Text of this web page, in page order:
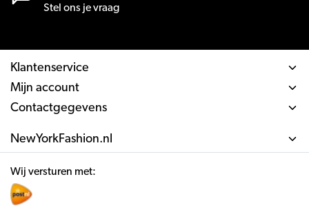
Stel ons je vraag
Klantenservice
Mijn account
Contactgegevens
NewYorkFashion.nl
Wij versturen met: